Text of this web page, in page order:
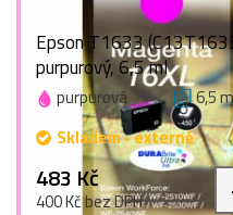
Epson T1633
purpurový, 6,5 ml
purpurová 6,5
Skladem - externě
483 Kč
400 Kč bez DPH